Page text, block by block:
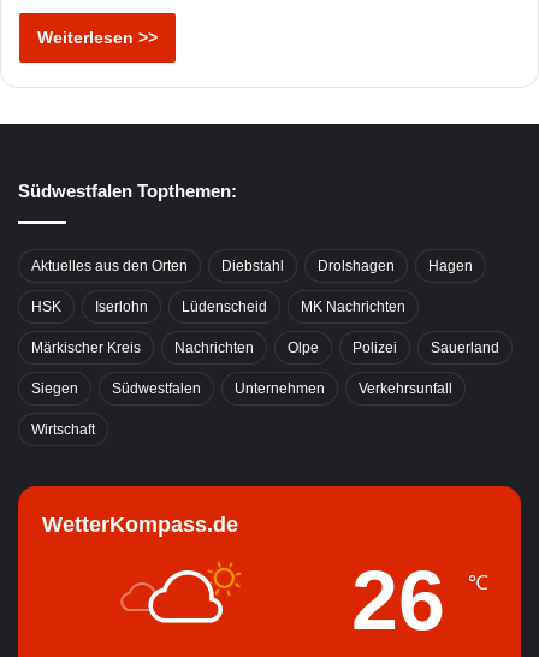
Weiterlesen >>
Südwestfalen Topthemen:
Aktuelles aus den Orten Diebstahl Drolshagen Hagen
HSK Iserlohn Lüdenscheid MK Nachrichten
Märkischer Kreis Nachrichten Olpe Polizei Sauerland
Siegen Südwestfalen Unternehmen Verkehrsunfall
Wirtschaft
WetterKompass.de
26 ℃